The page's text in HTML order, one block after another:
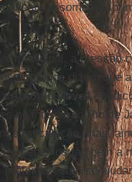
assombro.
municipal, a pressão
grupos dizem que
Antônio Neves,
no interior do Rio de
a articulação, mas,
também a
prefeitos estão se